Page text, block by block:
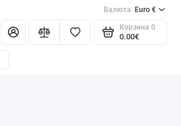
Валюта Euro €
Корзина 0
0.00€